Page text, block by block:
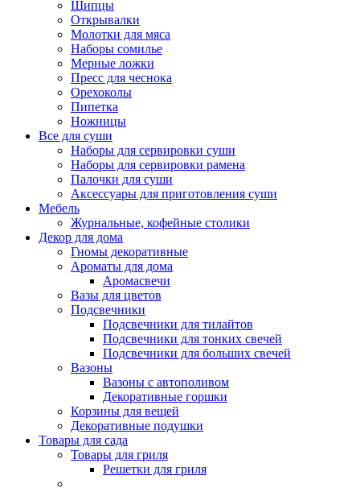
Щипцы
Открывалки
Молотки для мяса
Наборы сомилье
Мерные ложки
Пресс для чеснока
Орехоколы
Пипетка
Ножницы
Все для суши
Наборы для сервировки суши
Наборы для сервировки рамена
Палочки для суши
Аксессуары для приготовления суши
Мебель
Журнальные, кофейные столики
Декор для дома
Гномы декоративные
Ароматы для дома
Аромасвечи
Вазы для цветов
Подсвечники
Подсвечники для тилайтов
Подсвечники для тонких свечей
Подсвечники для больших свечей
Вазоны
Вазоны с автополивом
Декоративные горшки
Корзины для вещей
Декоративные подушки
Товары для сада
Товары для гриля
Решетки для гриля